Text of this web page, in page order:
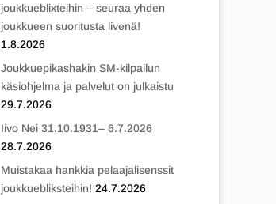
joukkueblixteihin – seuraa yhden
joukkueen suoritusta livenä!
1.8.2026
Joukkuepikashakin SM-kilpailun
käsiohjelma ja palvelut on julkaistu
29.7.2026
Iivo Nei 31.10.1931– 6.7.2026
28.7.2026
Muistakaa hankkia pelaajalisenssit
joukkuebliksteihin! 24.7.2026